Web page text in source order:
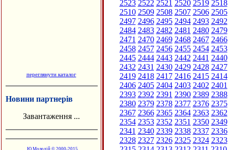
переглянути каталог
Новини партнерів
Завантаження ...
Ю.Молодій © 2000-2015
2523 2522 2521 2520 2519 2518
2510 2509 2508 2507 2506 2505
2497 2496 2495 2494 2493 2492
2484 2483 2482 2481 2480 2479
2471 2470 2469 2468 2467 2466
2458 2457 2456 2455 2454 2453
2445 2444 2443 2442 2441 2440
2432 2431 2430 2429 2428 2427
2419 2418 2417 2416 2415 2414
2406 2405 2404 2403 2402 2401
2393 2392 2391 2390 2389 2388
2380 2379 2378 2377 2376 2375
2367 2366 2365 2364 2363 2362
2354 2353 2352 2351 2350 2349
2341 2340 2339 2338 2337 2336
2328 2327 2326 2325 2324 2323